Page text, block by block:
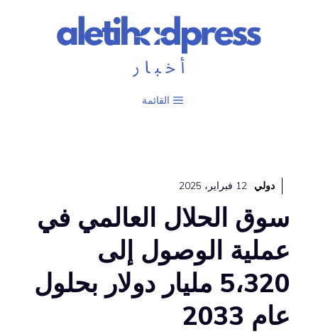
القائمة
دولي 12 فبراير، 2025
سوق الحلال العالمي في
عملية الوصول إلى
5،320 مليار دولار بحلول
عام 2033